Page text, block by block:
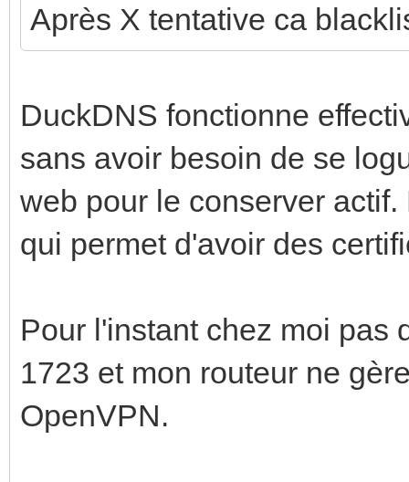
Après X tentative ca
DuckDNS fonctionne
sans avoir besoin de se
web pour le conserver
qui permet d'avoir des
Pour l'instant chez moi pas
1723 et mon routeur ne
OpenVPN.